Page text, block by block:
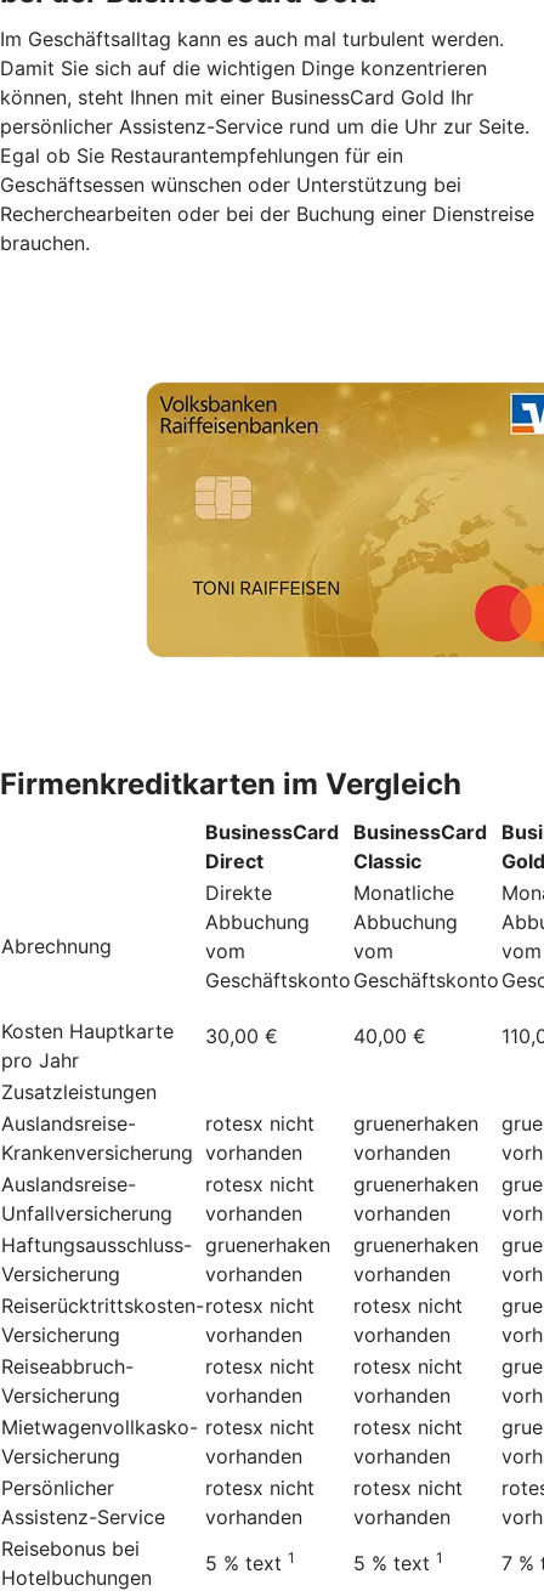
Im Geschäftsalltag kann es auch mal turbulent werden.
Damit Sie sich auf die wichtigen Dinge konzentrieren
können, steht Ihnen mit einer BusinessCard Gold Ihr
persönlicher Assistenz-Service rund um die Uhr zur Seite.
Egal ob Sie Restaurantempfehlungen für ein
Geschäftsessen wünschen oder Unterstützung bei
Recherchearbeiten oder bei der Buchung einer Dienstreise
brauchen.
Firmenkreditkarten im Vergleich
BusinessCard
Direct
BusinessCard
Classic
Gold
Abrechnung
Direkte
Abbuchung
vom
Geschäftskonto
Monatliche
Abbuchung
vom
Geschäftskonto
vom
Kosten Hauptkarte
pro Jahr
30,00 € 40,00 €
Zusatzleistungen
Auslandsreise-
Krankenversicherung
rotesx nicht
vorhanden
gruenerhaken
vorhanden
Auslandsreise-
Unfallversicherung
rotesx nicht
vorhanden
gruenerhaken
vorhanden
Haftungsausschluss-
Versicherung
gruenerhaken
vorhanden
gruenerhaken
vorhanden
Reiserücktrittskosten-
Versicherung
rotesx nicht
vorhanden
rotesx nicht
vorhanden
Reiseabbruch-
Versicherung
rotesx nicht
vorhanden
rotesx nicht
vorhanden
Mietwagenvollkasko-
Versicherung
rotesx nicht
vorhanden
rotesx nicht
vorhanden
Persönlicher
Assistenz-Service
rotesx nicht
vorhanden
rotesx nicht
vorhanden
Reisebonus bei
Hotelbuchungen
5 % text 1 5 % text 1 7 %